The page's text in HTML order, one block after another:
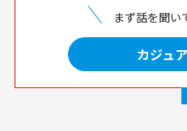
まず話を聞い
カジュ